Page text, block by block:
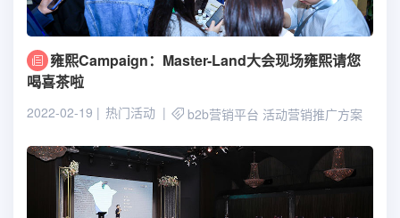
雍熙Campaign：Master-Land大会现场雍熙请您
喝喜茶啦
2022-02-19 热门活动 b2b营销平台 活动营销推广方案